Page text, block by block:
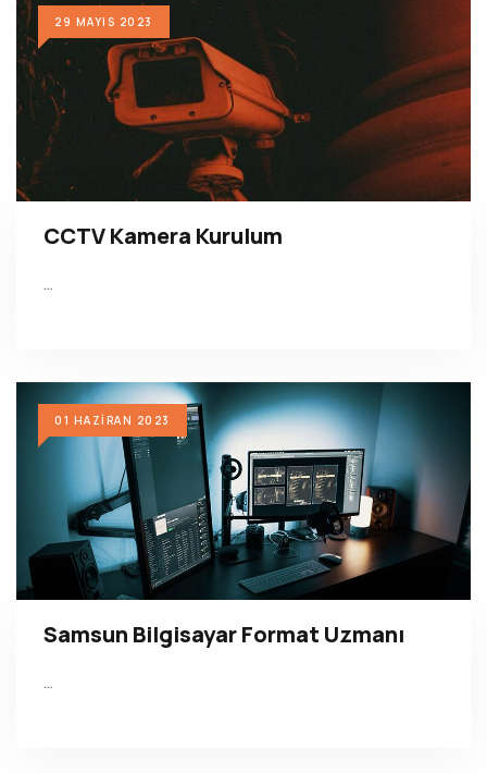
29 MAYIS 2023
CCTV Kamera Kurulum
…
01 HAZIRAN 2023
Samsun Bilgisayar Format Uzmanı
…